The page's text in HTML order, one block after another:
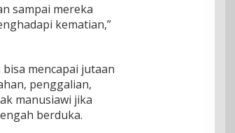
sampai mereka
kematian,”
mencapai jutaan
penggalian,
manusiawi jika
berduka.